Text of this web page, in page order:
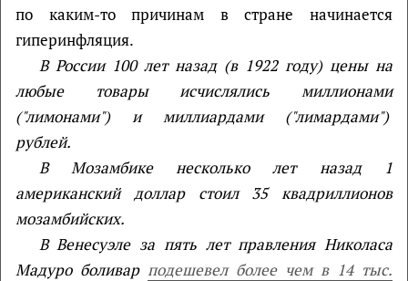
по каким-то причинам в стране начинается
гиперинфляция.
В России 100 лет назад (в 1922 году) цены на
любые товары исчислялись миллионами
("лимонами") и миллиардами ("лимардами")
рублей.
В Мозамбике несколько лет назад 1
американский доллар стоил 35 квадриллионов
мозамбийских.
В Венесуэле за пять лет правления Николаса
Мадуро боливар подешевел более чем в 14 тыс.